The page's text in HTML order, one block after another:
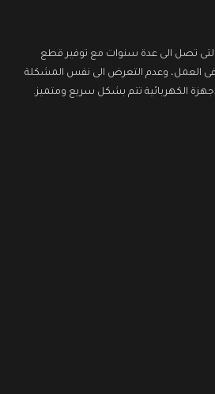
التى تصل الى عدة سنوات مع توفير قطع
فى العمل، وعدم التعرض الى نفس المشكلة
الكهربائية تتم بشكل سريع ومتميز.